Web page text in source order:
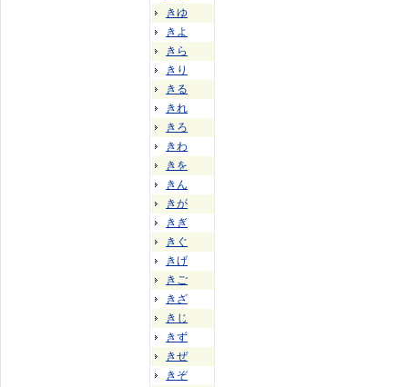
きゆ
きよ
きら
きり
きる
きれ
きろ
きわ
きを
きん
きが
きぎ
きぐ
きげ
きご
きざ
きじ
きず
きぜ
きぞ